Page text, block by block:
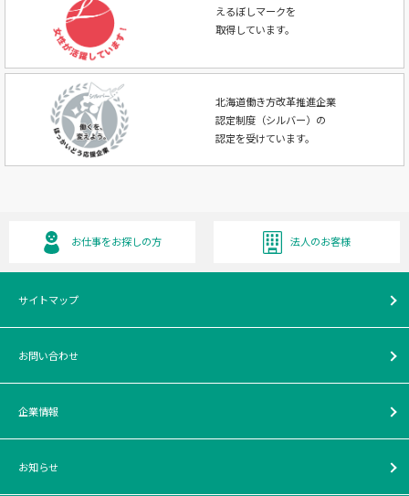
えるぼしマークを
取得しています。
北海道働き方改革推進企業
認定制度（シルバー）の
認定を受けています。
お仕事をお探しの方 法人のお客様
サイトマップ
お問い合わせ
企業情報
お知らせ